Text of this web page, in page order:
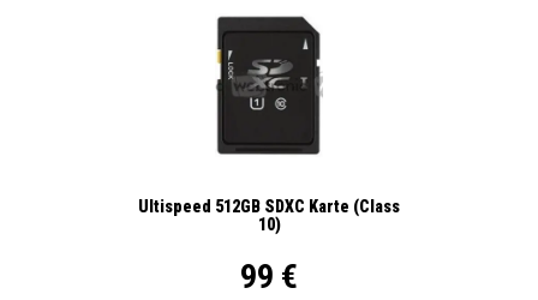
Ultispeed 512GB SDXC Karte (Class
10)
99 €